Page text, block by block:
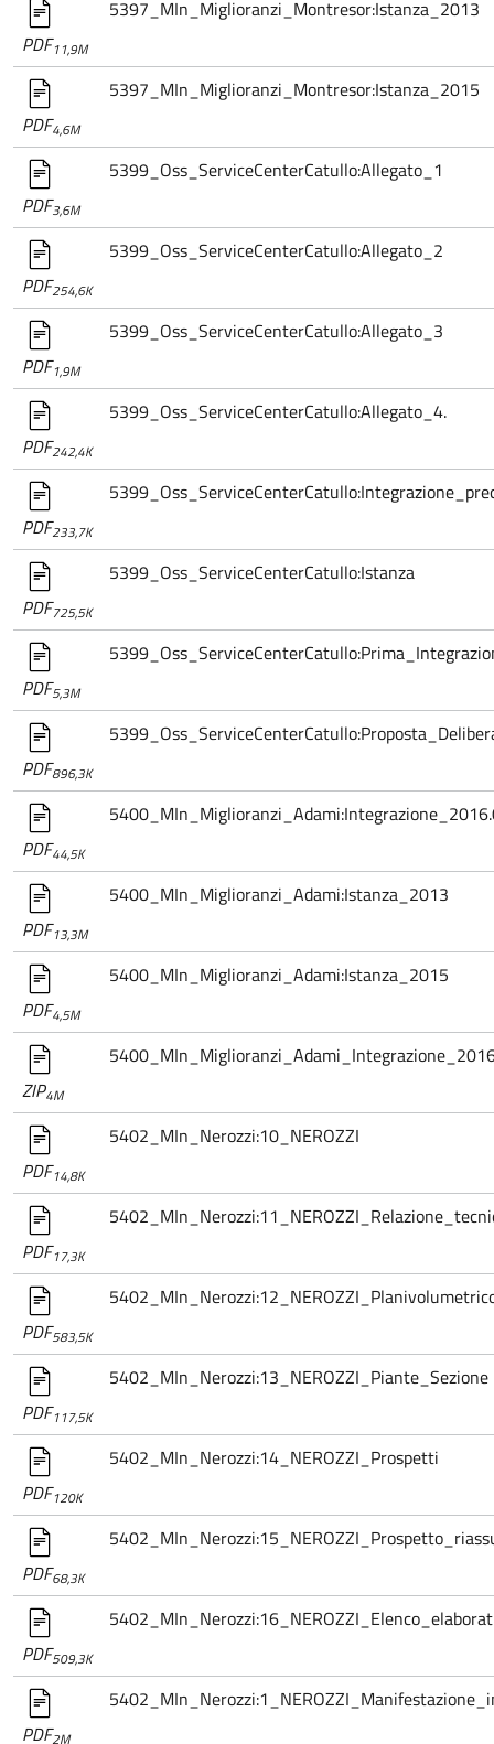
PDF11,9M
5397_MIn_Miglioranzi_Montresor:Istanza_2013
PDF4,6M
5397_MIn_Miglioranzi_Montresor:Istanza_2015
PDF3,6M
5399_Oss_ServiceCenterCatullo:Allegato_1
PDF254,6K
5399_Oss_ServiceCenterCatullo:Allegato_2
PDF1,9M
5399_Oss_ServiceCenterCatullo:Allegato_3
PDF242,4K
5399_Oss_ServiceCenterCatullo:Allegato_4.
PDF233,7K
PDF725,5K
5399_Oss_ServiceCenterCatullo:Istanza
PDF5,3M
PDF896,3K
PDF44,5K
PDF13,3M
5400_MIn_Miglioranzi_Adami:Istanza_2013
PDF4,5M
5400_MIn_Miglioranzi_Adami:Istanza_2015
ZIP4M
PDF14,8K
5402_MIn_Nerozzi:10_NEROZZI
PDF17,3K
PDF583,5K
PDF117,5K
5402_MIn_Nerozzi:13_NEROZZI_Piante_Sezione
PDF120K
5402_MIn_Nerozzi:14_NEROZZI_Prospetti
PDF68,3K
PDF509,3K
PDF2M